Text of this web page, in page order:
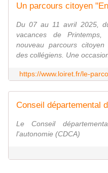
Du 07 au 11 avril 2025,
vacances de
nouveau parcours
des collégiens. Une occasion
https://www.loiret.fr/le-
Conseil départemental
Le Conseil
l'autonomie (CDCA)